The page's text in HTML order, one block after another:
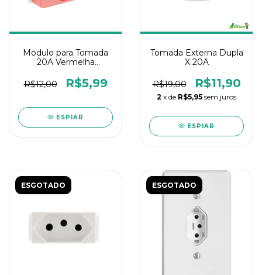
Modulo para Tomada
20A Vermelha
R$12,00
R$5,99
ESPIAR
Tomada Externa Dupla
X 20A
R$19,00 R$11,90
2 x de R$5,95 sem juros
ESPIAR
ESGOTADO ESGOTADO